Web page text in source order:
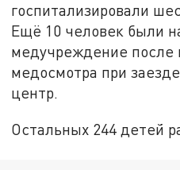
госпитализировали
Ещё 10 человек были
медучреждение после
медосмотра при
центр.
Остальных 244 детей